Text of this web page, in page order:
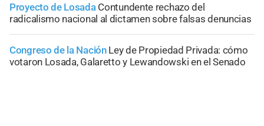
Proyecto de Losada Contundente rechazo del
radicalismo nacional al dictamen sobre falsas denuncias
Congreso de la Nación Ley de Propiedad Privada: cómo
votaron Losada, Galaretto y Lewandowski en el Senado